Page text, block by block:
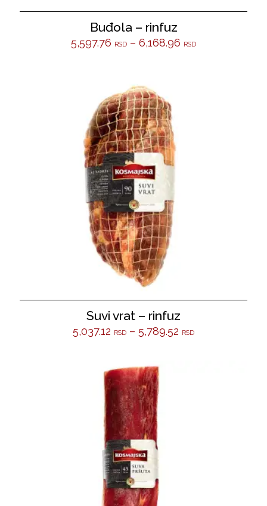
Buđola – rinfuz
5,597.76 RSD – 6,168.96 RSD
Suvi vrat – rinfuz
5,037.12 RSD – 5,789.52 RSD